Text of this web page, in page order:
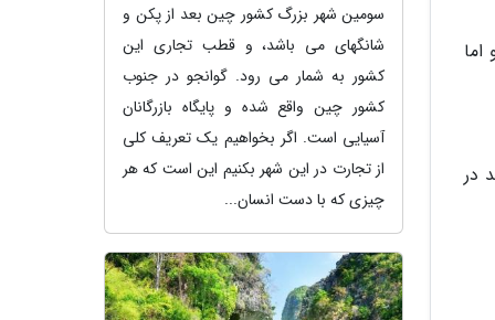
در
سومین شهر بزرگ کشور چین بعد از پکن و
شانگهای می باشد، و قطب تجاری این
کشور به شمار می رود. گوانجو در جنوب
کشور چین واقع شده و پایگاه بازرگانان
آسیایی است. اگر بخواهیم یک تعریف کلی
از تجارت در این شهر بکنیم این است که هر
چیزی که با دست انسان...